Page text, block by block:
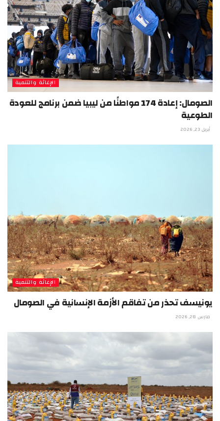
الإغاثة والتنمية
الصومال: إعادة 174 مواطنًا من ليبيا ضمن برنامج للعودة
الطوعية
أبريل 23, 2026
الإغاثة والتنمية
يونيسف تحذر من تفاقم الأزمة الإنسانية في الصومال
مارس 28, 2026